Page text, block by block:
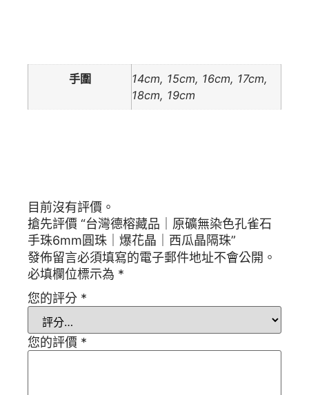
手圍
14cm, 15cm, 16cm, 17cm,
18cm, 19cm
目前沒有評價。
搶先評價 “台灣德榕藏品｜原礦無染色孔雀石
手珠6mm圓珠｜爆花晶｜西瓜晶隔珠”
發佈留言必須填寫的電子郵件地址不會公開。
必填欄位標示為 *
您的評分 *
您的評價 *